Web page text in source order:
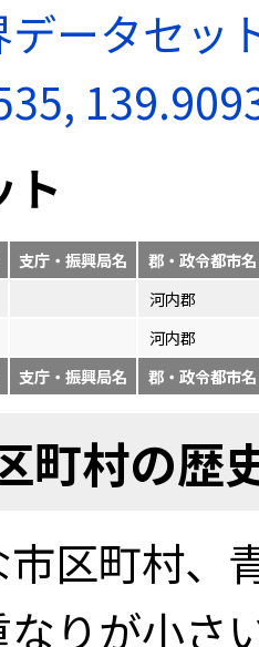
ータセッ
ト
支庁・振興局名
郡・政令都市名
河内郡
河内郡
支庁・振興局名 郡・政令都市名
町村の歴
区町村、
りが小さ